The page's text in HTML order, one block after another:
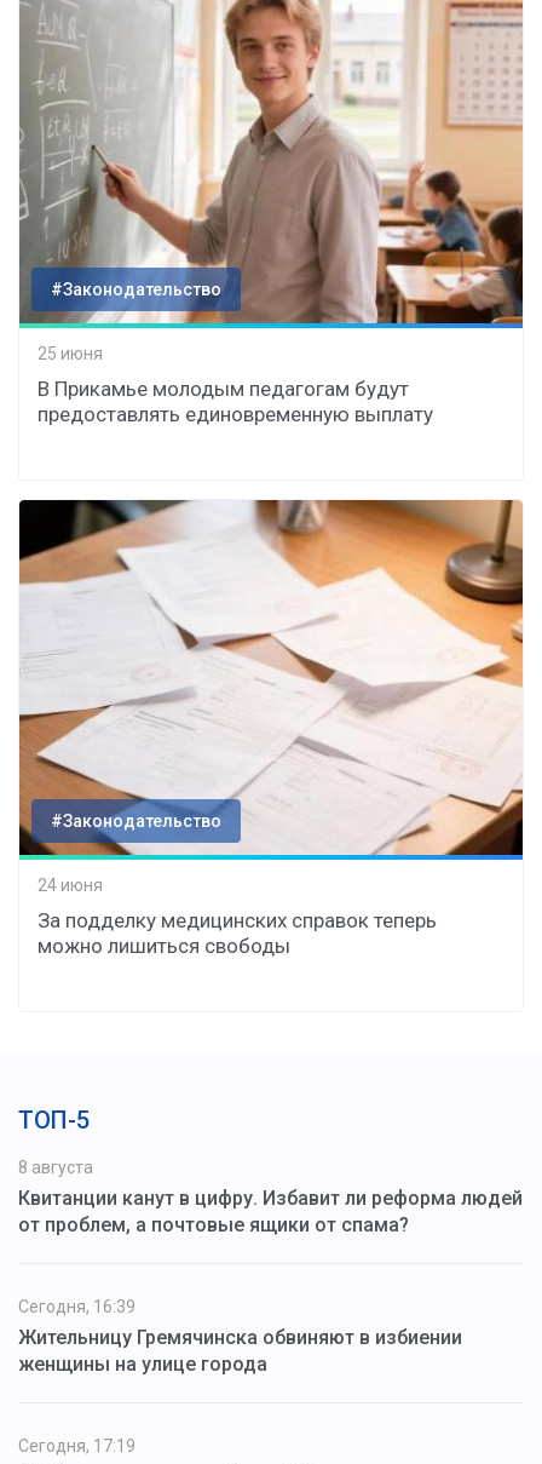
#Законодательство
25 июня
В Прикамье молодым педагогам будут
предоставлять единовременную выплату
#Законодательство
24 июня
За подделку медицинских справок теперь
можно лишиться свободы
ТОП-5
8 августа
Квитанции канут в цифру. Избавит ли реформа людей
от проблем, а почтовые ящики от спама?
Сегодня, 16:39
Жительницу Гремячинска обвиняют в избиении
женщины на улице города
Сегодня, 17:19